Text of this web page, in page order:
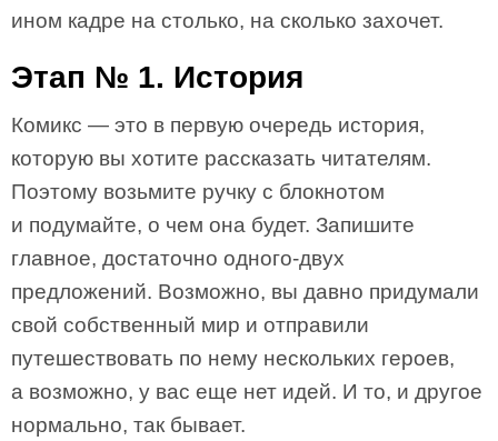
ином кадре на столько, на сколько захочет.
Этап № 1. История
Комикс — это в первую очередь история,
которую вы хотите рассказать читателям.
Поэтому возьмите ручку с блокнотом
и подумайте, о чем она будет. Запишите
главное, достаточно одного-двух
предложений. Возможно, вы давно придумали
свой собственный мир и отправили
путешествовать по нему нескольких героев,
а возможно, у вас еще нет идей. И то, и другое
нормально, так бывает.